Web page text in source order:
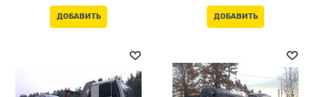
ДОБАВИТЬ ДОБАВИТЬ